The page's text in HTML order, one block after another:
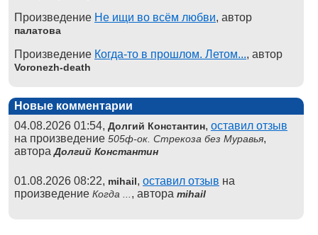
Произведение Не ищи во всём любви, автор
палатова
Произведение Когда-то в прошлом. Летом..., автор
Voronezh-death
Новые комментарии
04.08.2026 01:54, Долгий Константин, оставил отзыв
на произведение 505ф-ок. Стрекоза без Муравья,
автораДолгий Константин
01.08.2026 08:22, mihail, оставил отзыв на
произведение Когда ... , автора mihail